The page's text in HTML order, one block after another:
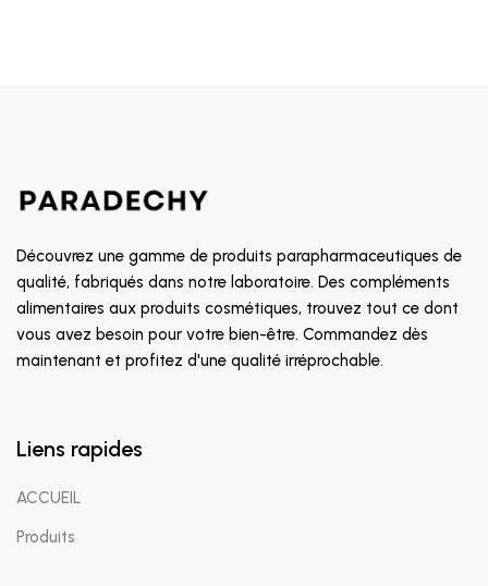
Découvrez une gamme de produits parapharmaceutiques de
qualité, fabriqués dans notre laboratoire. Des compléments
alimentaires aux produits cosmétiques, trouvez tout ce dont
vous avez besoin pour votre bien-être. Commandez dès
maintenant et profitez d'une qualité irréprochable.
Liens rapides
ACCUEIL
Produits